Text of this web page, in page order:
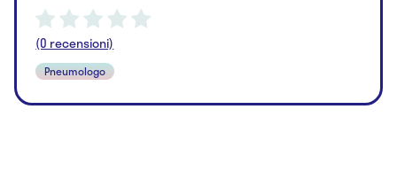
(0 recensioni)
Pneumologo